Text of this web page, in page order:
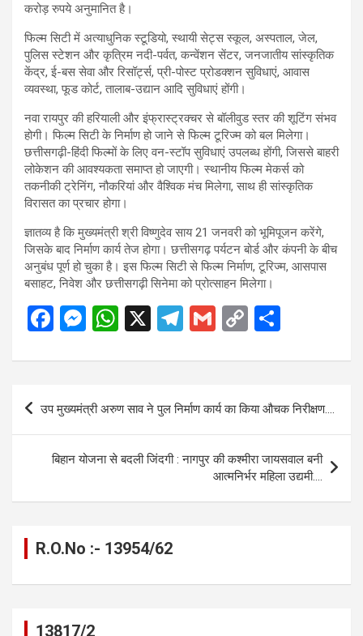
करोड़ रुपये अनुमानित है।
फिल्म सिटी में अत्याधुनिक स्टूडियो, स्थायी सेट्स स्कूल, अस्पताल, जेल,
पुलिस स्टेशन और कृत्रिम नदी-पर्वत, कन्वेंशन सेंटर, जनजातीय सांस्कृतिक
केंद्र, ई-बस सेवा और रिसॉर्ट्स, प्री-पोस्ट प्रोडक्शन सुविधाएं, आवास
व्यवस्था, फूड कोर्ट, तालाब-उद्यान आदि सुविधाएं होंगी।
नवा रायपुर की हरियाली और इंफ्रास्ट्रक्चर से बॉलीवुड स्तर की शूटिंग संभव
होगी। फिल्म सिटी के निर्माण हो जाने से फिल्म टूरिज्म को बल मिलेगा।
छत्तीसगढ़ी-हिंदी फिल्मों के लिए वन-स्टॉप सुविधाएं उपलब्ध होंगी, जिससे बाहरी
लोकेशन की आवश्यकता समाप्त हो जाएगी। स्थानीय फिल्म मेकर्स को
तकनीकी ट्रेनिंग, नौकरियां और वैश्विक मंच मिलेगा, साथ ही सांस्कृतिक
विरासत का प्रचार होगा।
ज्ञातव्य है कि मुख्यमंत्री श्री विष्णुदेव साय 21 जनवरी को भूमिपूजन करेंगे,
जिसके बाद निर्माण कार्य तेज होगा। छत्तीसगढ़ पर्यटन बोर्ड और कंपनी के बीच
अनुबंध पूर्ण हो चुका है। इस फिल्म सिटी से फिल्म निर्माण, टूरिज्म, आसपास
बसाहट, निवेश और छत्तीसगढ़ी सिनेमा को प्रोत्साहन मिलेगा।
F
ce
o
o
k
M
se
n
g
er
W
at
A
p
p
X
T
e
gr
a
m
G
ail
C
py
n
k
ar
Post
navigation
उप मुख्यमंत्री अरुण साव ने पुल निर्माण कार्य का किया औचक निरीक्षण….
बिहान योजना से बदली जिंदगी : नागपुर की कश्मीरा जायसवाल बनी
आत्मनिर्भर महिला उद्यमी….
R.O.No :- 13954/62
13817/2